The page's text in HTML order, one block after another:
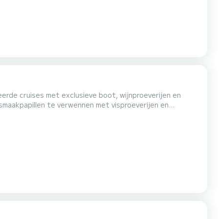
cruises met exclusieve boot, wijnproeverijen en
te verwennen met visproeverijen en